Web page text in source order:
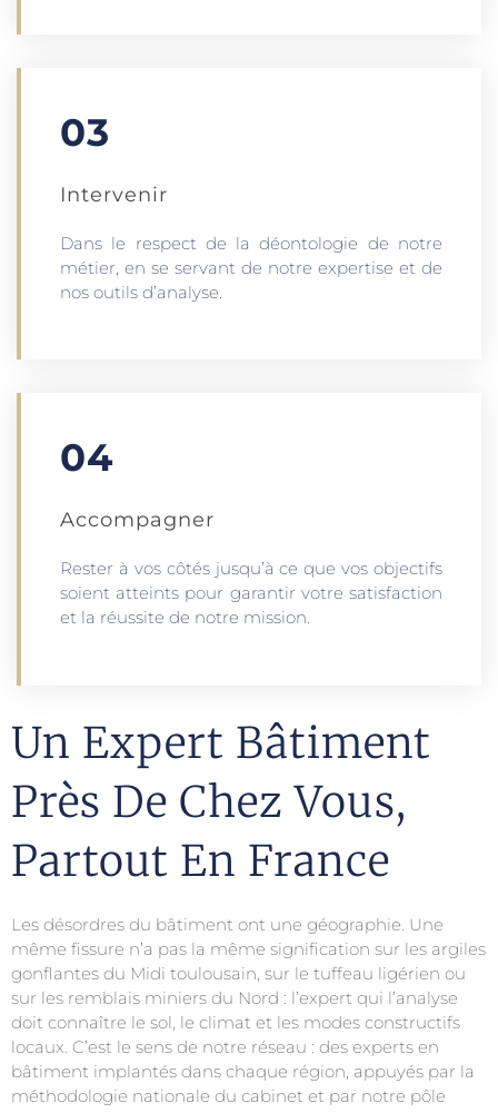
03
Intervenir
Dans le respect de la déontologie de notre
métier, en se servant de notre expertise et de
nos outils d’analyse.
04
Accompagner
Rester à vos côtés jusqu’à ce que vos objectifs
soient atteints pour garantir votre satisfaction
et la réussite de notre mission.
Un Expert Bâtiment
Près De Chez Vous,
Partout En France
Les désordres du bâtiment ont une géographie. Une
même fissure n’a pas la même signification sur les argiles
gonflantes du Midi toulousain, sur le tuffeau ligérien ou
sur les remblais miniers du Nord : l’expert qui l’analyse
doit connaître le sol, le climat et les modes constructifs
locaux. C’est le sens de notre réseau : des experts en
bâtiment implantés dans chaque région, appuyés par la
méthodologie nationale du cabinet et par notre pôle